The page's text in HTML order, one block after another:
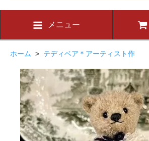
メニュー
ホーム > テディベア＊アーティスト作